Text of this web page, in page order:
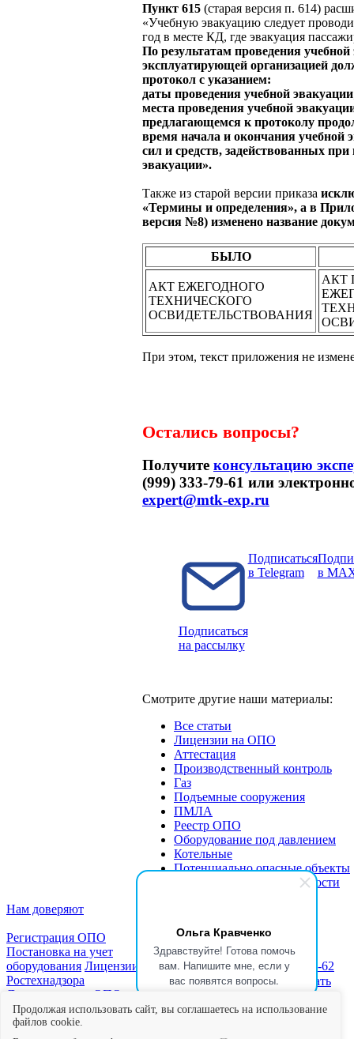
Ольга Кравченко
Здравствуйте! Готова помочь
вам. Напишите мне, если у
вас появятся вопросы.
Пункт 615 (старая версия п. 614)
«Учебную эвакуацию следует
год в месте КД, где эвакуация
По результатам проведения учебной
эксплуатирующей организацией
протокол с указанием:
даты проведения учебной
места проведения учебной
предлагающемся к протоколу
время начала и окончания учебной
сил и средств, задействованных
эвакуации».
Также из старой версии приказа
«Термины и определения», а в
версия №8) изменено название
БЫЛО
АКТ ЕЖЕГОДНОГО
ТЕХНИЧЕСКОГО
ОСВИДЕТЕЛЬСТВОВАНИЯ
АКТ
При этом, текст приложения не
Остались вопросы?
Получите консультацию
(999) 333-79-61 или
expert@mtk-exp.ru
Подписаться
на рассылку
Подписаться
в Telegram
в
Смотрите другие наши материалы:
Все статьи
Лицензии на ОПО
Аттестация
Производственный контроль
Газ
Подъемные сооружения
ПМЛА
Реестр ОПО
Оборудование под давлением
Котельные
Потенциально опасные объекты
Экспертиза промбезопасности
Нам доверяют
Регистрация ОПО
Постановка на учет
оборудования Лицензии
Ростехнадзора
Документы для ОПО
Отчет о
производственном
Новости Статьи
Скачать
документов Мы
+7 (999) 333-79-62
★★★★★
Читать
отзывы в Яндекс
Картах
Продолжая использовать сайт, вы соглашаетесь на использование
файлов cookie.